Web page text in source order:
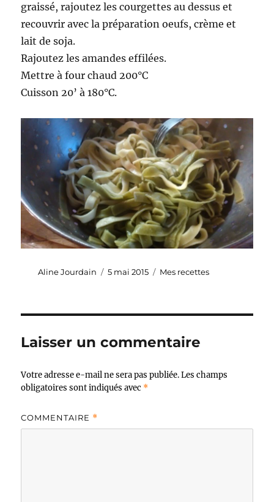
graissé, rajoutez les courgettes au dessus et
recouvrir avec la préparation oeufs, crème et
lait de soja.
Rajoutez les amandes effilées.
Mettre à four chaud 200°C
Cuisson 20’ à 180°C.
Auteur
Aline Jourdain
Publié
5 mai 2015 Catégories
Mes recettes
Laisser un commentaire
Votre adresse e-mail ne sera pas publiée. Les champs
obligatoires sont indiqués avec *
COMMENTAIRE *